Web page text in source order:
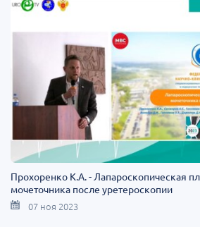
Прохоренко К.А. - Лапароскопическая
мочеточника после уретероскопии
07 ноя 2023